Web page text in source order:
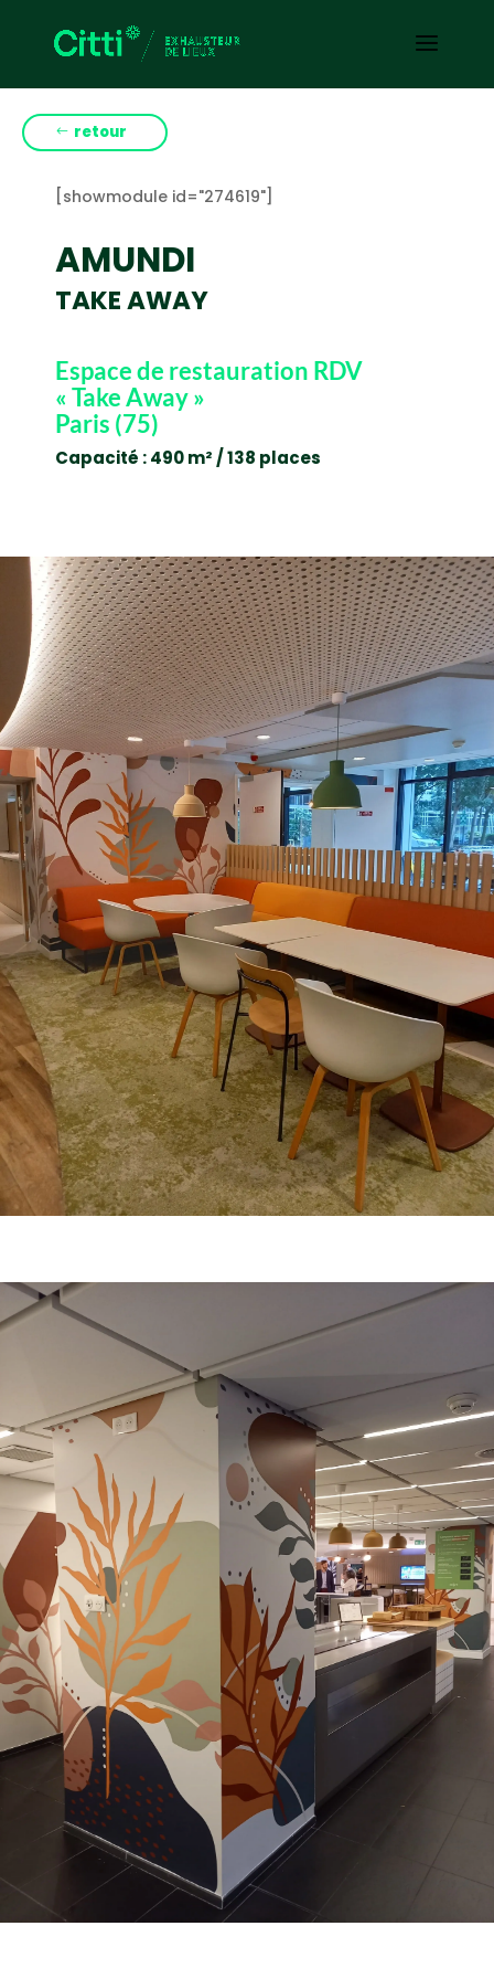
retour
[showmodule id="274619"]
AMUNDI
TAKE AWAY
Espace de restauration RDV
« Take Away »
Paris (75)
Capacité : 490 m² / 138 places